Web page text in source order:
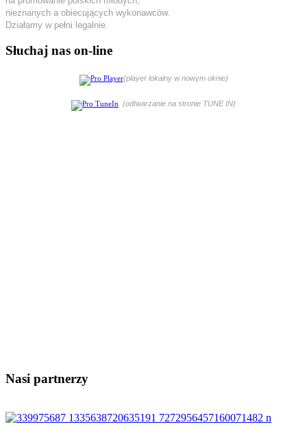
nieznanych a obiecujących wykonawców.
Działamy w pełni legalnie.
Słuchaj nas on-line
(player lokalny w nowym oknie)
(odtwarzanie na stronie TUNE IN)
Nasi partnerzy